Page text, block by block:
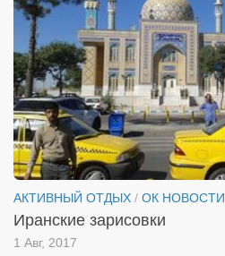
АКТИВНЫЙ ОТДЫХ / ОК НОВОСТИ
Иранские зарисовки
1 Авг, 2017